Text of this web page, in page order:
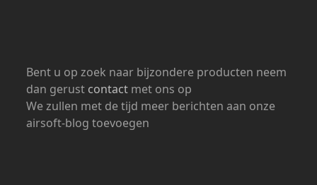
Bent u op zoek naar bijzondere producten neem
dan gerust contact met ons op
We zullen met de tijd meer berichten aan onze
airsoft-blog toevoegen